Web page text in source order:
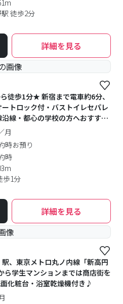
徒歩2分
詳細を見る
徒歩1分★ 新宿まで電車約6分、
トロック付・バストイレセパレ
線・都心の学校の方へおすす
月
時お預り
時
歩1分
詳細を見る
、東京メトロ丸ノ内線「新高円
ら学生マンションまでは商店街を
化粧台・浴室乾燥機付き♪